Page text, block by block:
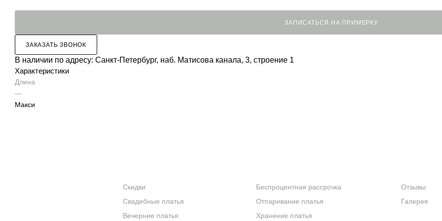
ЗАПИСАТЬСЯ НА ПРИМЕРКУ
ЗАКАЗАТЬ ЗВОНОК
В наличии по адресу: Санкт-Петербург, наб. Матисова канала, 3, строение 1
Характеристики
Длина
—
Макси
Скидки
Свадебные платья
Вечерние платья
Беспроцентная рассрочка
Отпаривание платья
Хранение платья
Отзывы
Галерея